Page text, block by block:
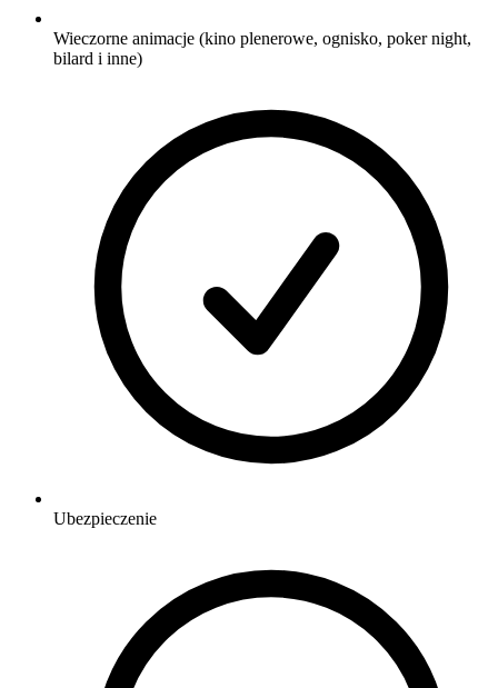
Wieczorne animacje (kino plenerowe, ognisko, poker night,
bilard i inne)
Ubezpieczenie